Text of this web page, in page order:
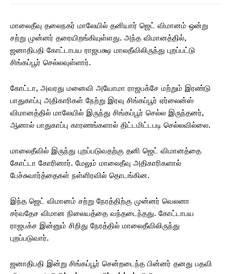
மாலைதீவு தலைநகர் மாலேயில் தனியார் ஜெட் விமானம் ஒன்று
சற்று முன்னர் தரையிறங்கியுள்ளது. அந்த விமானத்தில்,
ஜனாதிபதி கோட்டாபய ராஜபக்ஷ மாலதீவிலிருந்து புறப்பட்டு
சிங்கப்பூர் செல்லவுள்ளார்.
கோட்டா, அவரது மனைவி அயோமா ராஜபக்சே மற்றும் இரண்டு
பாதுகாப்பு அதிகாரிகள் நேற்று இரவு சிங்கப்பூர் ஏர்லைன்ஸ்
விமானத்தில் மாலேயில் இருந்து சிங்கப்பூர் செல்ல இருந்தனர்,
ஆனால் பாதுகாப்பு காரணங்களால் திட்டமிட்டபடி செல்லவில்லை.
மாலைதீவில் இருந்து புறப்படுவதற்கு தனி ஜெட் விமானத்தை
கோட்டா கோரினார். மேலும் மாலைதீவு அதிகாரிகளால்
பேச்சுவார்த்தைகள் நள்ளிரவில் தொடங்கின.
இந்த ஜெட் விமானம் சற்று நேரத்திற்கு முன்னர் வெலனா
சர்வதேச விமான நிலையத்தை வந்தடைந்தது. கோட்டாபய
ராஜபக்ச இன்னும் சிறிது நேரத்தில் மாலைதீவிலிருந்து
புறப்படுவார்.
ஜனாதிபதி இன்று சிங்கப்பூர் சென்றடைந்த பின்னர் தனது பதவி